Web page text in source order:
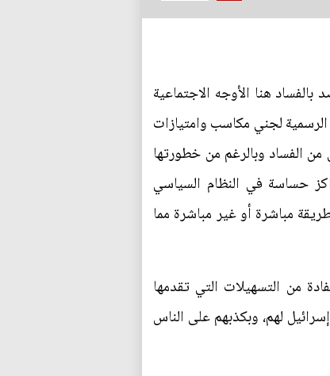
هنا الأوجه الاجتماعية
لجني مكاسب وامتيازات
من الفساد وبالرغم من خطورتها
حساسة في النظام السياسي
مباشرة أو غير مباشرة مما
من التسهيلات التي تقدمها
لهم، وبكذبهم على الناس